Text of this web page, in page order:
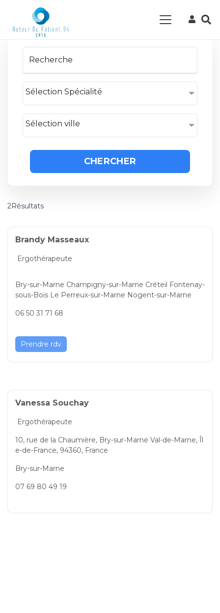
Sélection Spécialité
Sélection ville
CHERCHER
2Résultats
Brandy Masseaux
Ergothérapeute
Bry-sur-Marne Champigny-sur-Marne Créteil Fontenay-
sous-Bois Le Perreux-sur-Marne Nogent-sur-Marne
06 50 31 71 68
Prendre rdv
Vanessa Souchay
Ergothérapeute
10, rue de la Chaumière, Bry-sur-Marne Val-de-Marne, Îl
e-de-France, 94360, France
Bry-sur-Marne
07 69 80 49 19